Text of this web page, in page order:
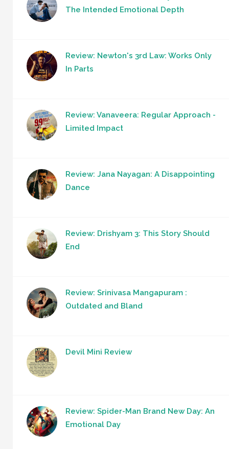
The Intended Emotional Depth
Review: Newton's 3rd Law: Works Only
In Parts
Review: Vanaveera: Regular Approach -
Limited Impact
Review: Jana Nayagan: A Disappointing
Dance
Review: Drishyam 3: This Story Should
End
Review: Srinivasa Mangapuram :
Outdated and Bland
Devil Mini Review
Review: Spider-Man Brand New Day: An
Emotional Day